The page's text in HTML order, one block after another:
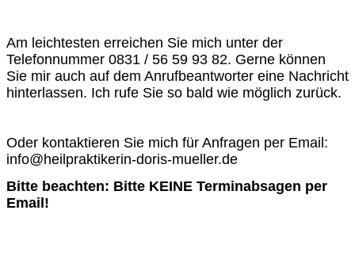
Am leichtesten erreichen Sie mich unter der
Telefonnummer 0831 / 56 59 93 82. Gerne können
Sie mir auch auf dem Anrufbeantworter eine Nachricht
hinterlassen. Ich rufe Sie so bald wie möglich zurück.
Oder kontaktieren Sie mich für Anfragen per Email:
info@heilpraktikerin-doris-mueller.de
Bitte beachten: Bitte KEINE Terminabsagen per
Email!